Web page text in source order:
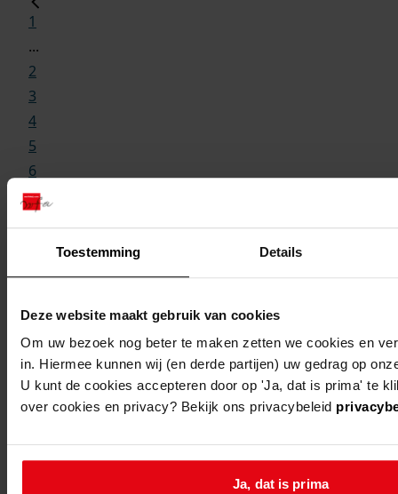
Toestemming Details
Deze website maakt gebruik van cookies
Om uw bezoek nog beter te maken zetten we cookies en
in. Hiermee kunnen wij (en derde partijen) uw gedrag op
U kunt de cookies accepteren door op 'Ja, dat is prima' te
over cookies en privacy? Bekijk ons privacybeleid
Ja, dat is prima
1
...
2
3
4
5
6
...
Meer
hulp nodig bij zoeken?
Kunt u nog niet helemaal vinden wat u
verder op weg!